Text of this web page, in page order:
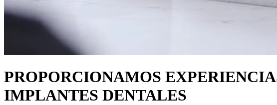
PROPORCIONAMOS
IMPLANTES DENTALES